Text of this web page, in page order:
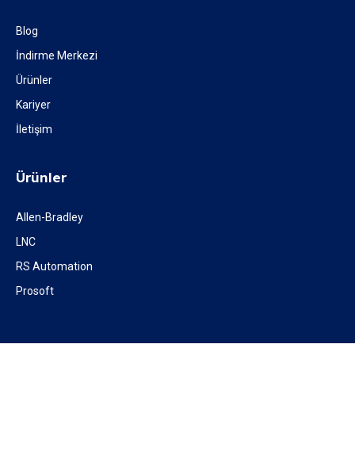
Blog
İndirme Merkezi
Ürünler
Kariyer
İletişim
Ürünler
Allen-Bradley
LNC
RS Automation
Prosoft